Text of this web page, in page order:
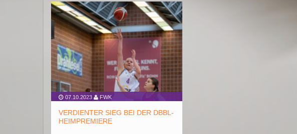
07.10.2023 FWK
VERDIENTER SIEG BEI DER DBBL-
HEIMPREMIERE